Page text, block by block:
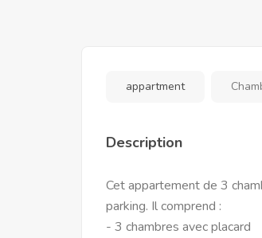
appartment
Description
Cet appartement de 3
parking. Il comprend :
- 3 chambres avec placard